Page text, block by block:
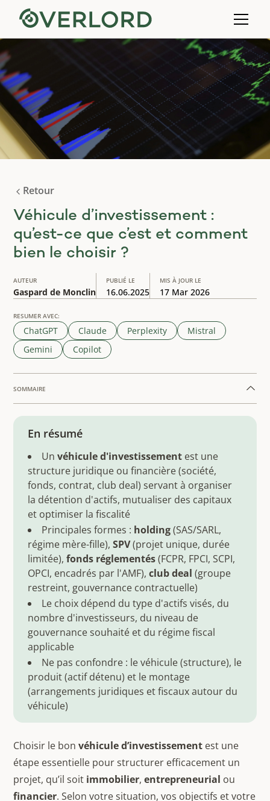
Retour
Véhicule d’investissement :
qu’est-ce que c’est et comment
bien le choisir ?
AUTEUR
Gaspard de Monclin
PUBLIÉ LE
16.06.2025
MIS À JOUR LE
17 Mar 2026
RESUMER AVEC:
ChatGPT Claude Perplexity
Mistral
Gemini
Copilot
SOMMAIRE
Example H2
En résumé
Unvéhicule d'investissement est une
structure juridique ou financière (société,
fonds, contrat, club deal) servant à organiser
la détention d'actifs, mutualiser des capitaux
et optimiser la fiscalité
Principales formes : holding(SAS/SARL,
régime mère-fille),SPV(projet unique, durée
limitée),fonds réglementés(FCPR, FPCI, SCPI,
OPCI, encadrés par l'AMF),club deal (groupe
restreint, gouvernance contractuelle)
Le choix dépend du type d'actifs visés, du
nombre d'investisseurs, du niveau de
gouvernance souhaité et du régime fiscal
applicable
Ne pas confondre : le véhicule (structure), le
produit (actif détenu) et le montage
(arrangements juridiques et fiscaux autour du
véhicule)
Choisir le bonvéhicule d’investissement est une
étape essentielle pour structurer efficacement un
projet, qu’il soit immobilier,entrepreneurial ou
financier. Selon votre situation, vos objectifs et votre